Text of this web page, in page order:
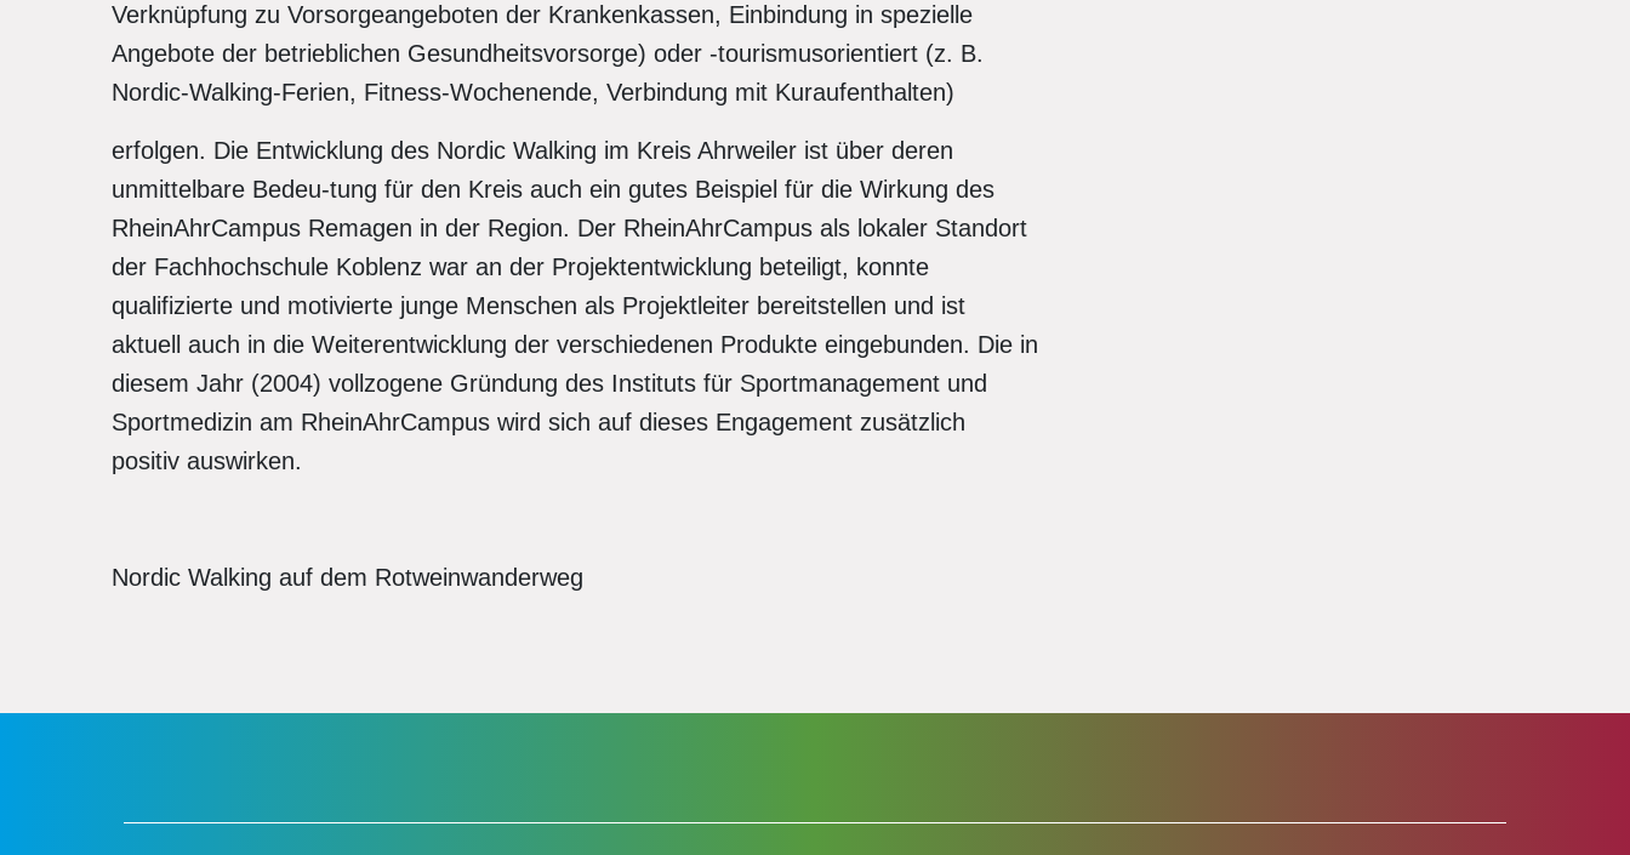
Verknüpfung zu Vorsorgeangeboten der Krankenkassen, Einbindung in spezielle
Angebote der betrieblichen Gesundheitsvorsorge) oder -tourismusorientiert (z. B.
Nordic-Walking-Ferien, Fitness-Wochenende, Verbindung mit Kuraufenthalten)
erfolgen. Die Entwicklung des Nordic Walking im Kreis Ahrweiler ist über deren
unmittelbare Bedeu-tung für den Kreis auch ein gutes Beispiel für die Wirkung des
RheinAhrCampus Remagen in der Region. Der RheinAhrCampus als lokaler Standort
der Fachhochschule Koblenz war an der Projektentwicklung beteiligt, konnte
qualifizierte und motivierte junge Menschen als Projektleiter bereitstellen und ist
aktuell auch in die Weiterentwicklung der verschiedenen Produkte eingebunden. Die in
diesem Jahr (2004) vollzogene Gründung des Instituts für Sportmanagement und
Sportmedizin am RheinAhrCampus wird sich auf dieses Engagement zusätzlich
positiv auswirken.
Nordic Walking auf dem Rotweinwanderweg